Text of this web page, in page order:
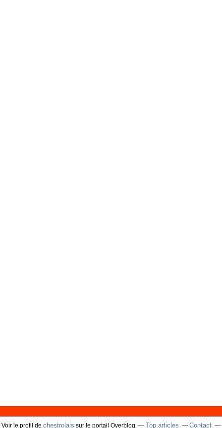
Voir le profil de chestrolais sur le portail Overblog Top articles Contact